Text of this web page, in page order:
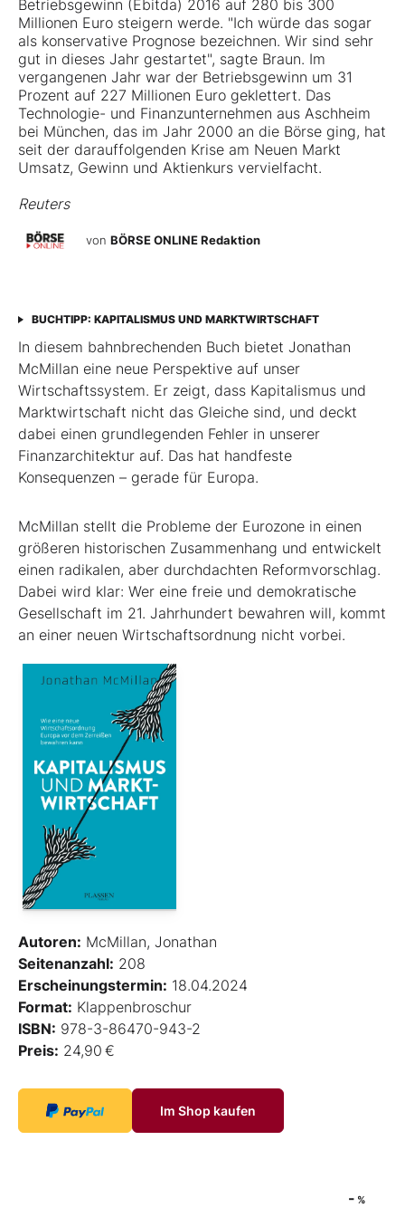
Betriebsgewinn (Ebitda) 2016 auf 280 bis 300
Millionen Euro steigern werde. "Ich würde das sogar
als konservative Prognose bezeichnen. Wir sind sehr
gut in dieses Jahr gestartet", sagte Braun. Im
vergangenen Jahr war der Betriebsgewinn um 31
Prozent auf 227 Millionen Euro geklettert. Das
Technologie- und Finanzunternehmen aus Aschheim
bei München, das im Jahr 2000 an die Börse ging, hat
seit der darauffolgenden Krise am Neuen Markt
Umsatz, Gewinn und Aktienkurs vervielfacht.
Reuters
von BÖRSE ONLINE Redaktion
BUCHTIPP: KAPITALISMUS UND MARKTWIRTSCHAFT
In diesem bahnbrechenden Buch bietet Jonathan
McMillan eine neue Perspektive auf unser
Wirtschaftssystem. Er zeigt, dass Kapitalismus und
Marktwirtschaft nicht das Gleiche sind, und deckt
dabei einen grundlegenden Fehler in unserer
Finanzarchitektur auf. Das hat handfeste
Konsequenzen – gerade für Europa.
McMillan stellt die Probleme der Eurozone in einen
größeren historischen Zusammenhang und entwickelt
einen radikalen, aber durchdachten Reformvorschlag.
Dabei wird klar: Wer eine freie und demokratische
Gesellschaft im 21. Jahrhundert bewahren will, kommt
an einer neuen Wirtschaftsordnung nicht vorbei.
Autoren: McMillan, Jonathan
Seitenanzahl: 208
Erscheinungstermin: 18.04.2024
Format: Klappenbroschur
ISBN: 978-3-86470-943-2
Preis: 24,90 €
Im Shop kaufen
- %